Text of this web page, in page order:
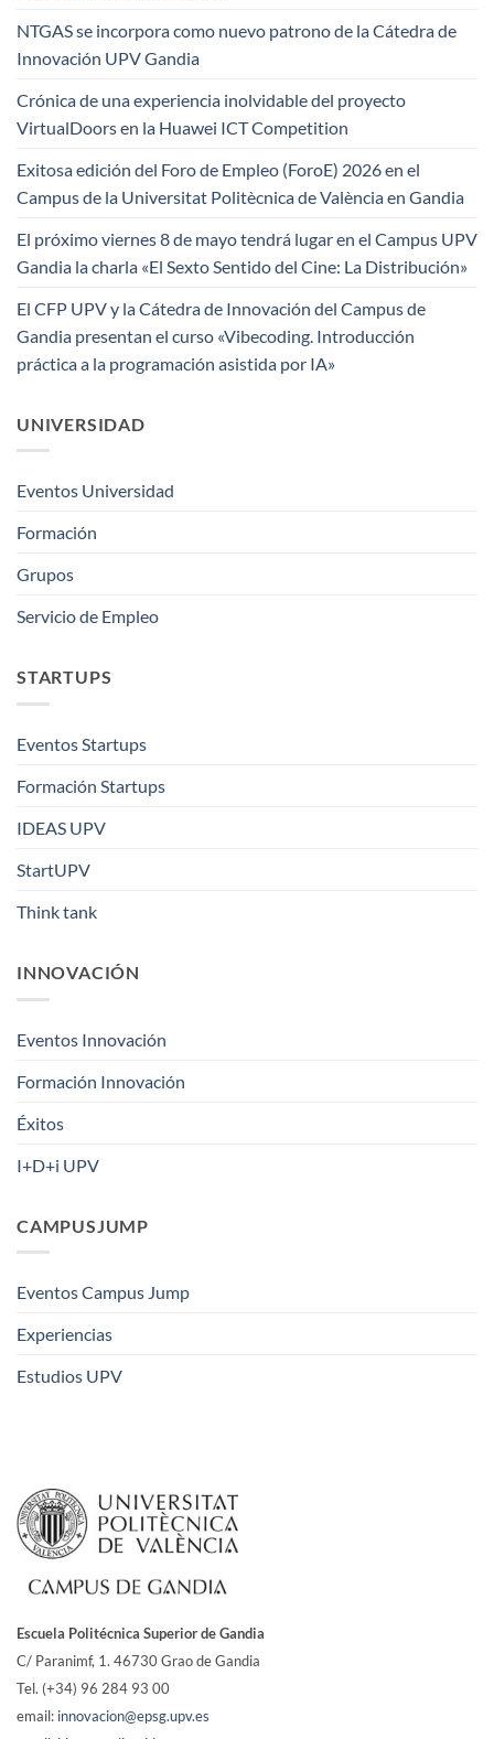
NTGAS se incorpora como nuevo patrono de la Cátedra de
Innovación UPV Gandia
Crónica de una experiencia inolvidable del proyecto
VirtualDoors en la Huawei ICT Competition
Exitosa edición del Foro de Empleo (ForoE) 2026 en el
Campus de la Universitat Politècnica de València en Gandia
El próximo viernes 8 de mayo tendrá lugar en el Campus UPV
Gandia la charla «El Sexto Sentido del Cine: La Distribución»
El CFP UPV y la Cátedra de Innovación del Campus de
Gandia presentan el curso «Vibecoding. Introducción
práctica a la programación asistida por IA»
UNIVERSIDAD
Eventos Universidad
Formación
Grupos
Servicio de Empleo
STARTUPS
Eventos Startups
Formación Startups
IDEAS UPV
StartUPV
Think tank
INNOVACIÓN
Eventos Innovación
Formación Innovación
Éxitos
I+D+i UPV
CAMPUSJUMP
Eventos Campus Jump
Experiencias
Estudios UPV
Escuela Politécnica Superior de Gandia
C/ Paranimf, 1. 46730 Grao de Gandia
Tel. (+34) 96 284 93 00
email: innovacion@epsg.upv.es